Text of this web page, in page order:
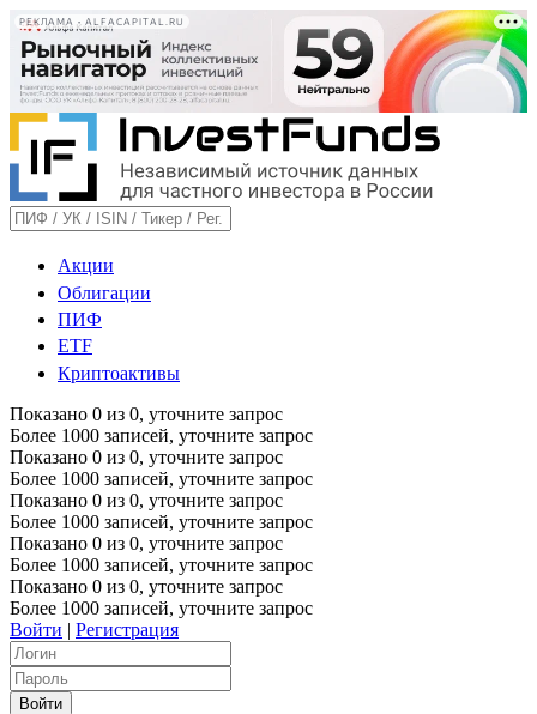
РЕКЛАМА • ALFACAPITAL.RU
Акции
Облигации
ПИФ
ETF
Криптоактивы
Показано 0 из 0, уточните запрос
Более 1000 записей, уточните запрос
Показано 0 из 0, уточните запрос
Более 1000 записей, уточните запрос
Показано 0 из 0, уточните запрос
Более 1000 записей, уточните запрос
Показано 0 из 0, уточните запрос
Более 1000 записей, уточните запрос
Показано 0 из 0, уточните запрос
Более 1000 записей, уточните запрос
Войти | Регистрация